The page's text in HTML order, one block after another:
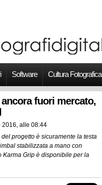
Software Cultura Fotografica
fuori mercato,
2016, alle 08:44
progetto è sicuramente la testa
stabilizzata a mano con
Karma Grip è disponibile per la